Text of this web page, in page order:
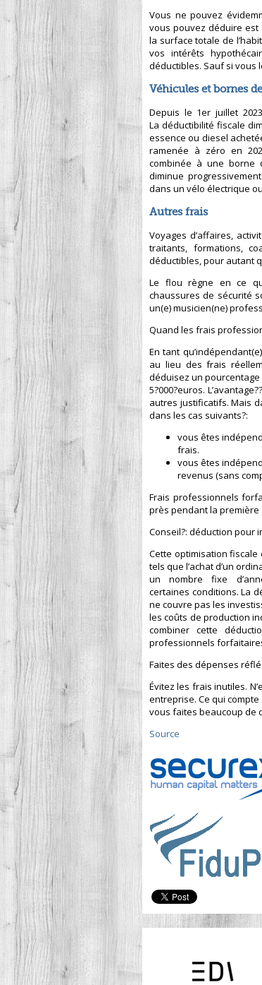
Vous ne pouvez
vous pouvez déduire
la surface totale de
vos intérêts
déductibles. Sauf si vous
Véhicules et bornes
Depuis le 1er juillet
La déductibilité fiscale
essence ou diesel
ramenée à zéro en
combinée à une borne
diminue
dans un vélo électrique
Autres frais
Voyages d’affaires,
traitants, formations,
déductibles, pour autant
Le flou règne en ce
chaussures de sécurité
un(e) musicien(ne)
Quand les frais
En tant
au lieu des frais
déduisez un
5?000?euros.
autres justificatifs. Mais
dans les cas suivants?:
vous êtes
frais.
vous êtes
revenus (sans
Frais professionnels
près pendant la
Conseil?: déduction pour
Cette optimisation
tels que l’achat d’un
un nombre fixe
certaines conditions. La
ne couvre pas les
les coûts de production
combiner cette
professionnels
Faites des dépenses
Évitez les frais inutiles.
entreprise. Ce qui compte
vous faites beaucoup de
Source